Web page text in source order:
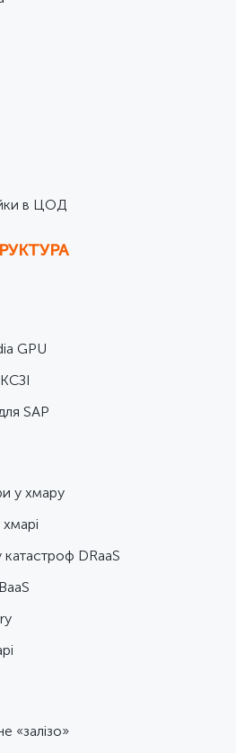
в ЦОД
GPU
SAP
у хмару
катастроф DRaaS
«залізо»